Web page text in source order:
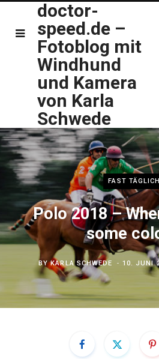
doctor-
speed.de –
Fotoblog mit
Windhund
und Kamera
von Karla
Schwede
FAST TÄGLICH
Polo 2018 –
some
BYKARLA SCHWEDE 10. JUNI